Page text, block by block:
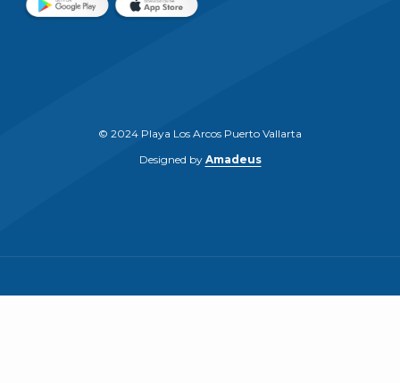
© 2024 Playa Los Arcos Puerto Vallarta
Designed by Amadeus